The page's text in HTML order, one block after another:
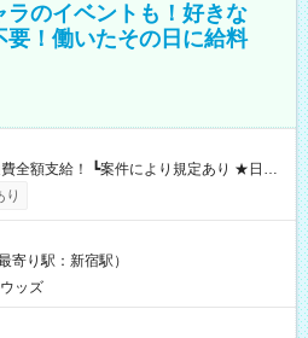
ラのイベントも！好きな
！働いたその日に給料
┗働いたその日に現金GET♪ お仕事後はコ
き落とせます！ 【試用期間】試
り
寄り駅：新宿駅）
ッズ